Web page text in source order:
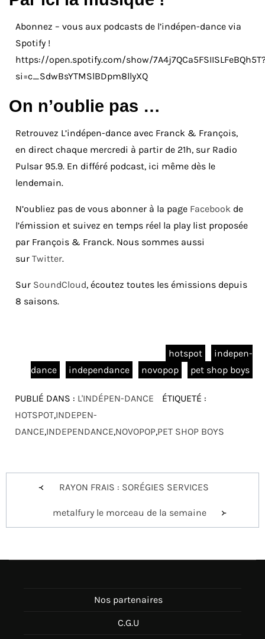
Abonnez – vous aux podcasts de l’indépen-dance via
Spotify !
https://open.spotify.com/show/
si=c_SdwBsYTMSlBDpm8llyXQ
On n’oublie pas …
Retrouvez L’indépen-dance avec Franck & François,
en direct chaque mercredi à partir de 21h, sur Radio
Pulsar 95.9. En différé podcast, ici même dès le
lendemain.
N’oubliez pas de vous abonner à la page Facebook de
l’émission et suivez en temps réel la play list proposée
par François & Franck. Nous sommes aussi
sur Twitter.
Sur SoundCloud, écoutez toutes les émissions depuis
8 saisons.
hotspot
indepen-
dance
independance novopop pet shop boys
PUBLIÉ DANS : L'INDÉPEN-DANCE
ÉTIQUETÉ :
HOTSPOT,INDEPEN-
DANCE,INDEPENDANCE,NOVOPOP,PET SHOP BOYS
Navigation
l’article
RAYON FRAIS : SORÉGIES SERVICES
metalfury le morceau de la semaine
Nos partenaires
C.G.U